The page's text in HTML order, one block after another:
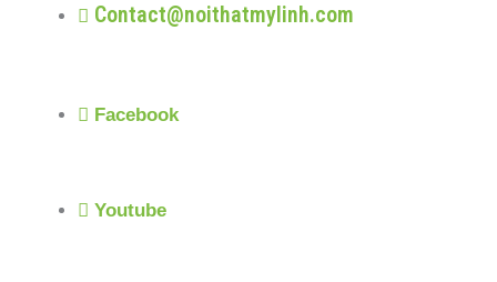
Contact@noithatmylinh.com
Facebook
Youtube